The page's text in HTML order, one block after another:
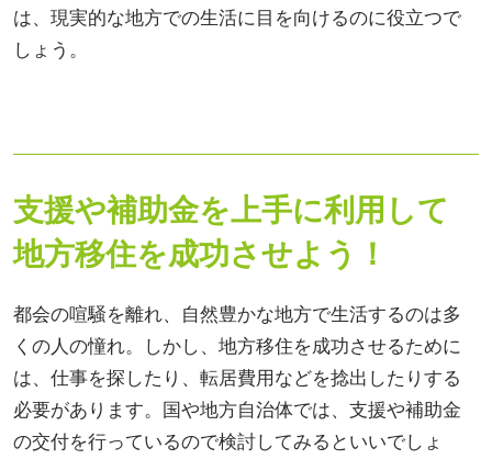
は、現実的な地方での生活に目を向けるのに役立つで
しょう。
支援や補助金を上手に利用して
地方移住を成功させよう！
都会の喧騒を離れ、自然豊かな地方で生活するのは多
くの人の憧れ。しかし、地方移住を成功させるために
は、仕事を探したり、転居費用などを捻出したりする
必要があります。国や地方自治体では、支援や補助金
の交付を行っているので検討してみるといいでしょ